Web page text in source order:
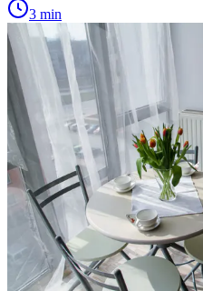
3 min